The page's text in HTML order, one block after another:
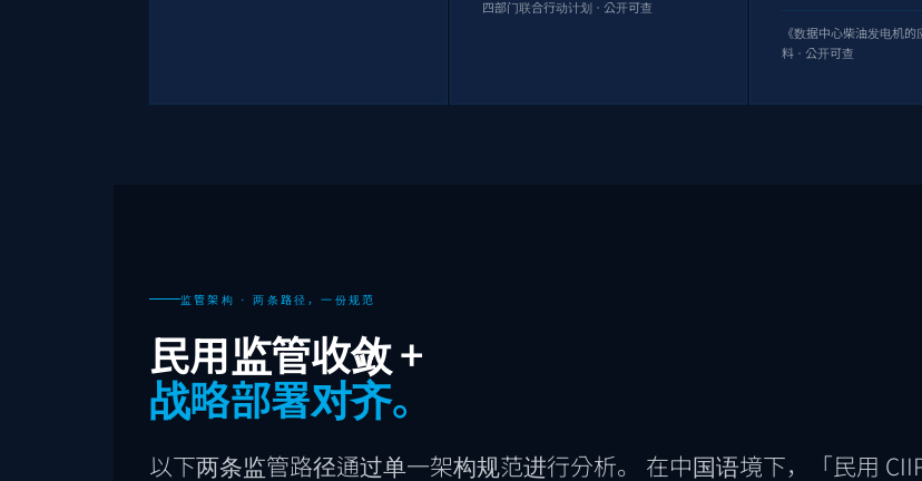
四部门联合行动计划 · 公开可查
《数据中心柴油发电机
料 · 公开可查
监管架构 · 两条路径，一份规范
民用监管收敛 +
战略部署对齐。
以下两条监管路径通过单一架构规范进行分析。 在中国语境下，「民用